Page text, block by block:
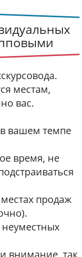
местам,
вас.
вашем темпе
время, не
продаж
неуместных
внимание, так